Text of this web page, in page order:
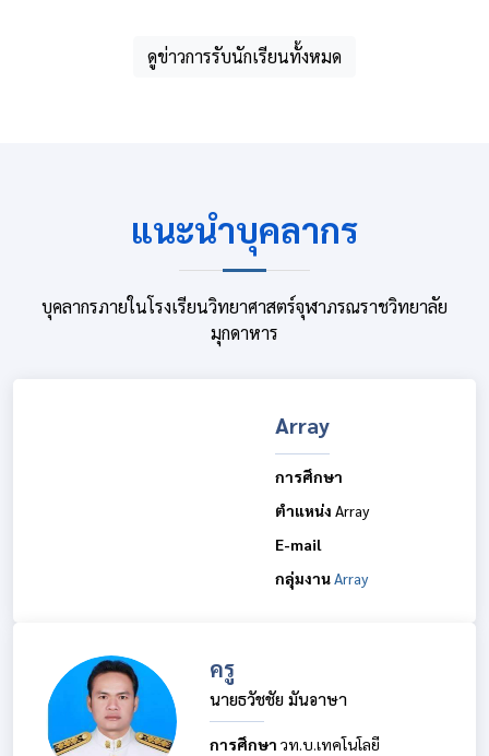
ดูข่าวการรับนักเรียนทั้งหมด
แนะนำบุคลากร
บุคลากรภายในโรงเรียนวิทยาศาสตร์จุฬาภรณราชวิทยาลัย
มุกดาหาร
Array
การศึกษา
ตำแหน่ง Array
E-mail
กลุ่มงานArray
ครู
นายธวัชชัย มันอาษา
การศึกษาวท.บ.เทคโนโลยี